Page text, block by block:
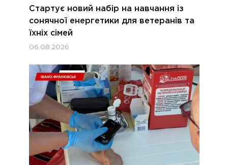
Стартує новий набір на навчання із
сонячної енергетики для ветеранів та
їхніх сімей
06.08.2026